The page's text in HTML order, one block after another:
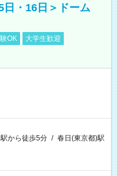
日・16日＞ドーム
OK
大学生歓迎
から徒歩5分 / 春日(東京都)駅